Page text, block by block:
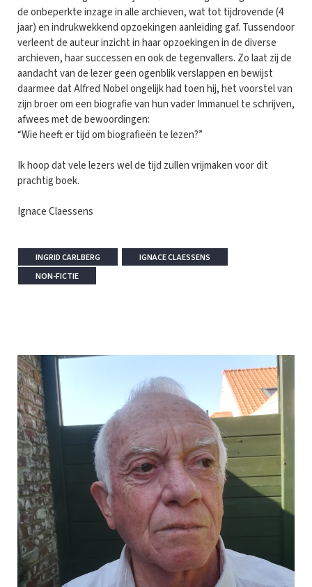
de onbeperkte inzage in alle archieven, wat tot tijdrovende (4
jaar) en indrukwekkend opzoekingen aanleiding gaf. Tussendoor
verleent de auteur inzicht in haar opzoekingen in de diverse
archieven, haar successen en ook de tegenvallers. Zo laat zij de
aandacht van de lezer geen ogenblik verslappen en bewijst
daarmee dat Alfred Nobel ongelijk had toen hij, het voorstel van
zijn broer om een biografie van hun vader Immanuel te schrijven,
afwees met de bewoordingen:
“Wie heeft er tijd om biografieën te lezen?”
Ik hoop dat vele lezers wel de tijd zullen vrijmaken voor dit
prachtig boek.
Ignace Claessens
INGRID CARLBERG
IGNACE CLAESSENS
NON-FICTIE